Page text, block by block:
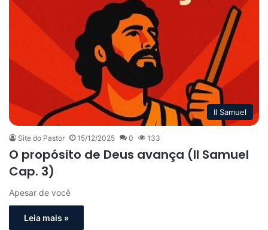
II Samuel
Site do Pastor 15/12/2025 0 133
O propósito de Deus avança (II Samuel
Cap. 3)
Apesar de você
Leia mais »